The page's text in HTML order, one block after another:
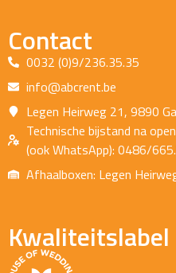
Contact
0032 (0)9/236.35.35
info@abcrent.be
Legen Heirweg 21, 9890
Technische bijstand na
(ook WhatsApp): 0486/
Afhaalboxen: Legen
Kwaliteitslabel